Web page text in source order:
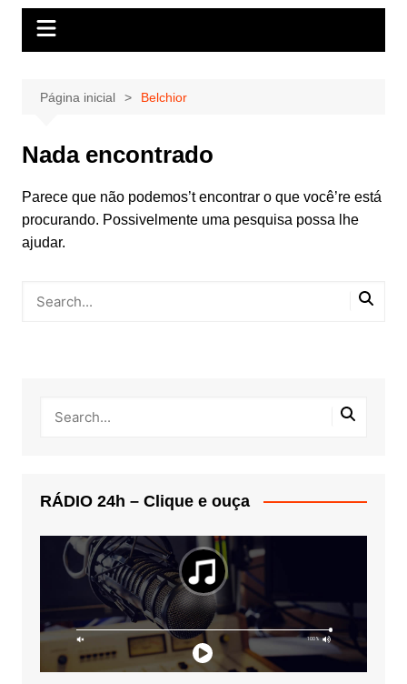
Página inicial Belchior
Nada encontrado
Parece que não podemos’t encontrar o que você’re está
procurando. Possivelmente uma pesquisa possa lhe
ajudar.
RÁDIO 24h – Clique e ouça